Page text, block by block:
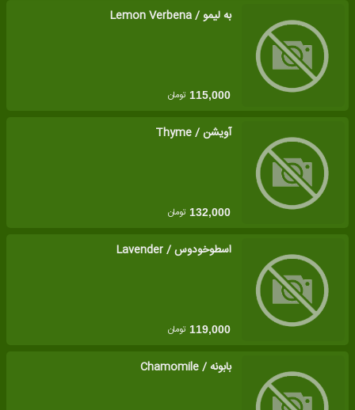
به لیمو / Lemon Verbena
115,000 تومان
آویشن / Thyme
132,000 تومان
اسطوخودوس / Lavender
119,000 تومان
بابونه / Chamomile